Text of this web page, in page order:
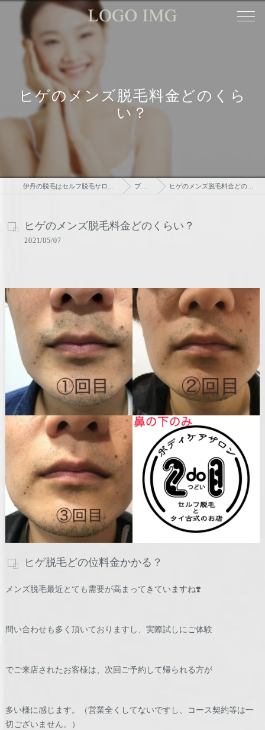
ヒゲのメンズ脱毛料金どのくら
い？
ブログ ヒゲのメンズ脱毛料金どのくらい？
ヒゲのメンズ脱毛料金どのくらい？
2021/05/07
ヒゲ脱毛どの位料金かかる？
メンズ脱毛最近とても需要が高まってきていますね❣️
問い合わせも多く頂いておりますし、実際試しにご体験
でご来店されたお客様は、次回ご予約して帰られる方が
多い様に感じます。（営業全くしてないですし、コース契約等は一
切ございません。）